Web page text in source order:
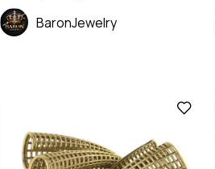
BaronJewelry